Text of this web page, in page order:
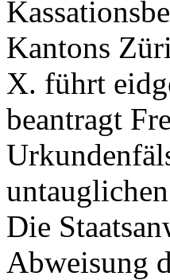
Kantons
X. führt
beantragt
Die
Abweisung